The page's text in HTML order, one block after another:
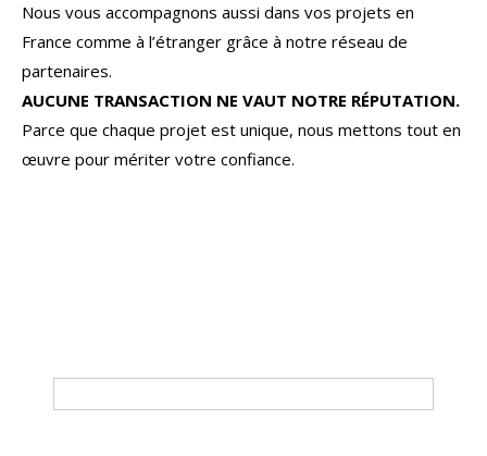
Nous vous accompagnons aussi dans vos projets en
France comme à l’étranger grâce à notre réseau de
partenaires.
AUCUNE TRANSACTION NE VAUT NOTRE RÉPUTATION.
Parce que chaque projet est unique, nous mettons tout en
œuvre pour mériter votre confiance.